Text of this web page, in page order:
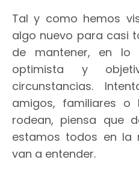
Tal y como hemos
algo nuevo para casi
de mantener, en lo
optimista y
circunstancias.
amigos, familiares
rodean, piensa que
estamos todos en la
van a entender.